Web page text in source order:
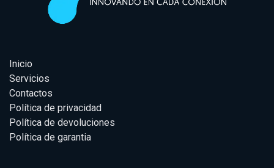
Inicio
Servicios
Contactos
Política de privacidad
Política de devoluciones
Política de garantia